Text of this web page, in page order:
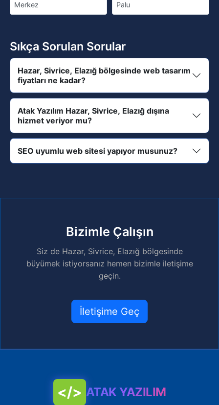
Merkez Palu
Sıkça Sorulan Sorular
Hazar, Sivrice, Elazığ bölgesinde web tasarım
fiyatları ne kadar?
Atak Yazılım Hazar, Sivrice, Elazığ dışına
hizmet veriyor mu?
SEO uyumlu web sitesi yapıyor musunuz?
Bizimle Çalışın
Siz de Hazar, Sivrice, Elazığ bölgesinde
büyümek istiyorsanız hemen bizimle iletişime
geçin.
İletişime Geç
</> ATAK YAZILIM